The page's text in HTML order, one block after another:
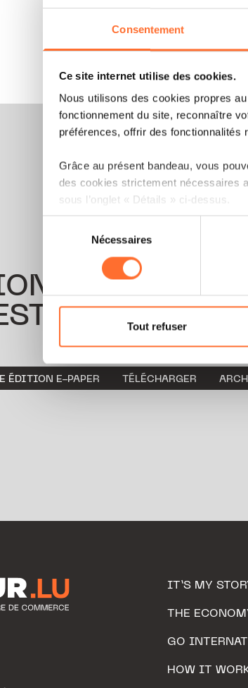
Consentement
Ce site internet utilise des cookies.
Nous utilisons des cookies propres
fonctionnement du site, reconnaître
préférences, offrir des
Grâce au présent bandeau, vous
des cookies strictement nécessaires
sous l’onglet « Détails » ci-dessus.
Il est précisé que la navigation sur le
cas de refus de tous les cookies ou
personnelles, vous pouvez consulter
personnelles.
consentement
Nécessaires
Tout refuser
ÉTÉ
ÉDITION E-PAPER TÉLÉCHARGER
IT’S MY
THE
GO
HOW IT